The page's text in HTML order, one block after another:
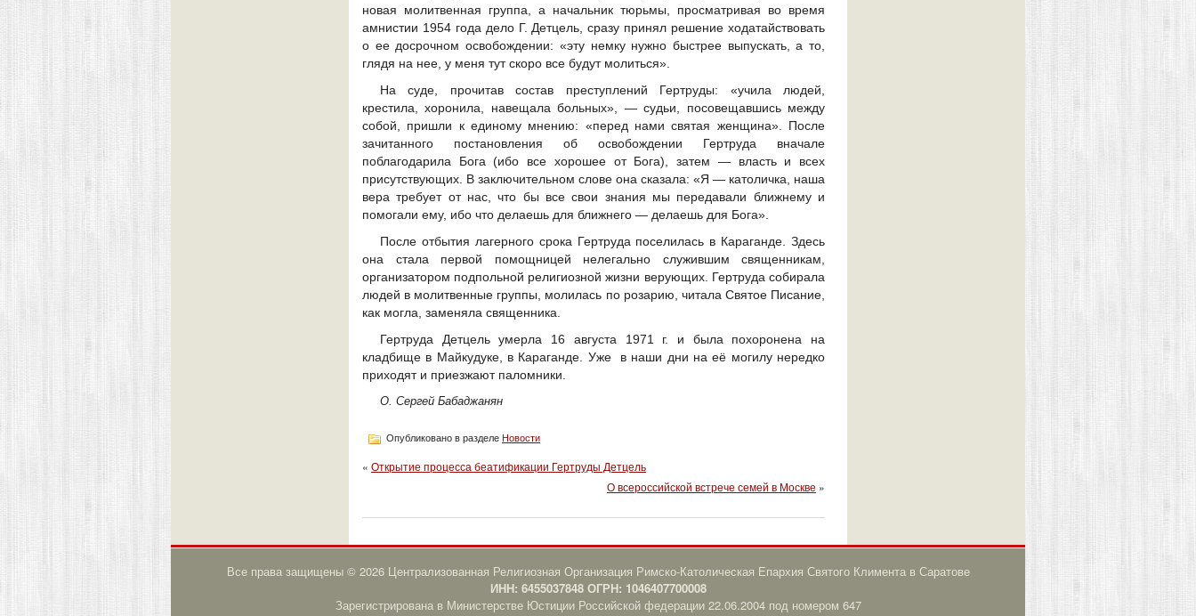
новая молитвенная группа, а начальник тюрьмы, просматривая во время
амнистии 1954 года дело Г. Детцель, сразу принял решение ходатайствовать
о ее досрочном освобождении: «эту немку нужно быстрее выпускать, а то,
глядя на нее, у меня тут скоро все будут молиться».
На суде, прочитав состав преступлений Гертруды: «учила людей,
крестила, хоронила, навещала больных», — судьи, посовещавшись между
собой, пришли к единому мнению: «перед нами святая женщина». После
зачитанного постановления об освобождении Гертруда вначале
поблагодарила Бога (ибо все хорошее от Бога), затем — власть и всех
присутствующих. В заключительном слове она сказала: «Я — католичка, наша
вера требует от нас, что бы все свои знания мы передавали ближнему и
помогали ему, ибо что делаешь для ближнего — делаешь для Бога».
После отбытия лагерного срока Гертруда поселилась в Караганде. Здесь
она стала первой помощницей нелегально служившим священникам,
организатором подпольной религиозной жизни верующих. Гертруда собирала
людей в молитвенные группы, молилась по розарию, читала Святое Писание,
как могла, заменяла священника.
Гертруда Детцель умерла 16 августа 1971 г. и была похоронена на
кладбище в Майкудуке, в Караганде. Уже в наши дни на её могилу нередко
приходят и приезжают паломники.
О. Сергей Бабаджанян
Опубликовано в разделе Новости
« Открытие процесса беатификации Гертруды Детцель
О всероссийской встрече семей в Москве »
Все права защищены © 2026 Централизованная Религиозная Организация Римско-Католическая Епархия Святого Климента в Саратове
ИНН: 6455037848 ОГРН: 1046407700008
Зарегистрирована в Министерстве Юстиции Российской федерации 22.06.2004 под номером 647